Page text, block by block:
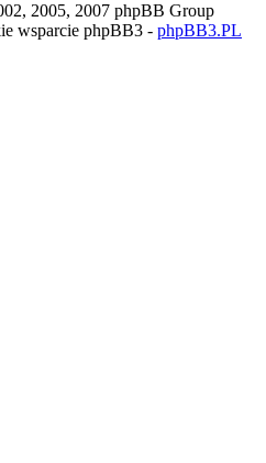
2005, 2007 phpBB Group
wsparcie phpBB3 - phpBB3.PL